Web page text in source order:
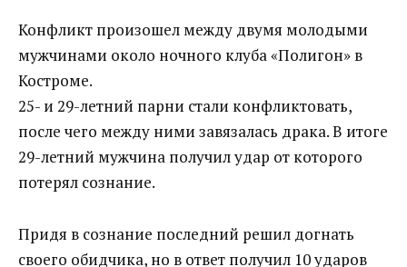
Конфликт произошел между двумя молодыми
мужчинами около ночного клуба «Полигон» в
Костроме.
25- и 29-летний парни стали конфликтовать,
после чего между ними завязалась драка. В итоге
29-летний мужчина получил удар от которого
потерял сознание.
Придя в сознание последний решил догнать
своего обидчика, но в ответ получил 10 ударов